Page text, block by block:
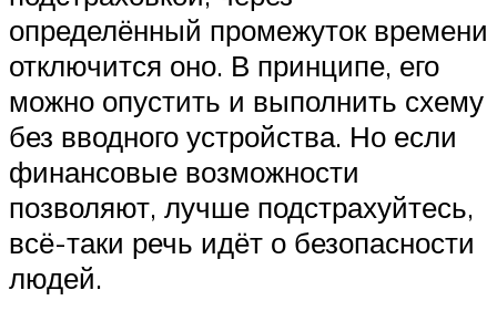
определённый промежуток времени
отключится оно. В принципе, его
можно опустить и выполнить схему
без вводного устройства. Но если
финансовые возможности
позволяют, лучше подстрахуйтесь,
всё-таки речь идёт о безопасности
людей.